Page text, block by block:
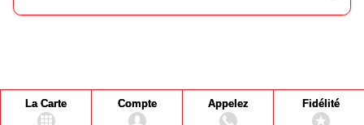
La Carte Compte Appelez Fidélité